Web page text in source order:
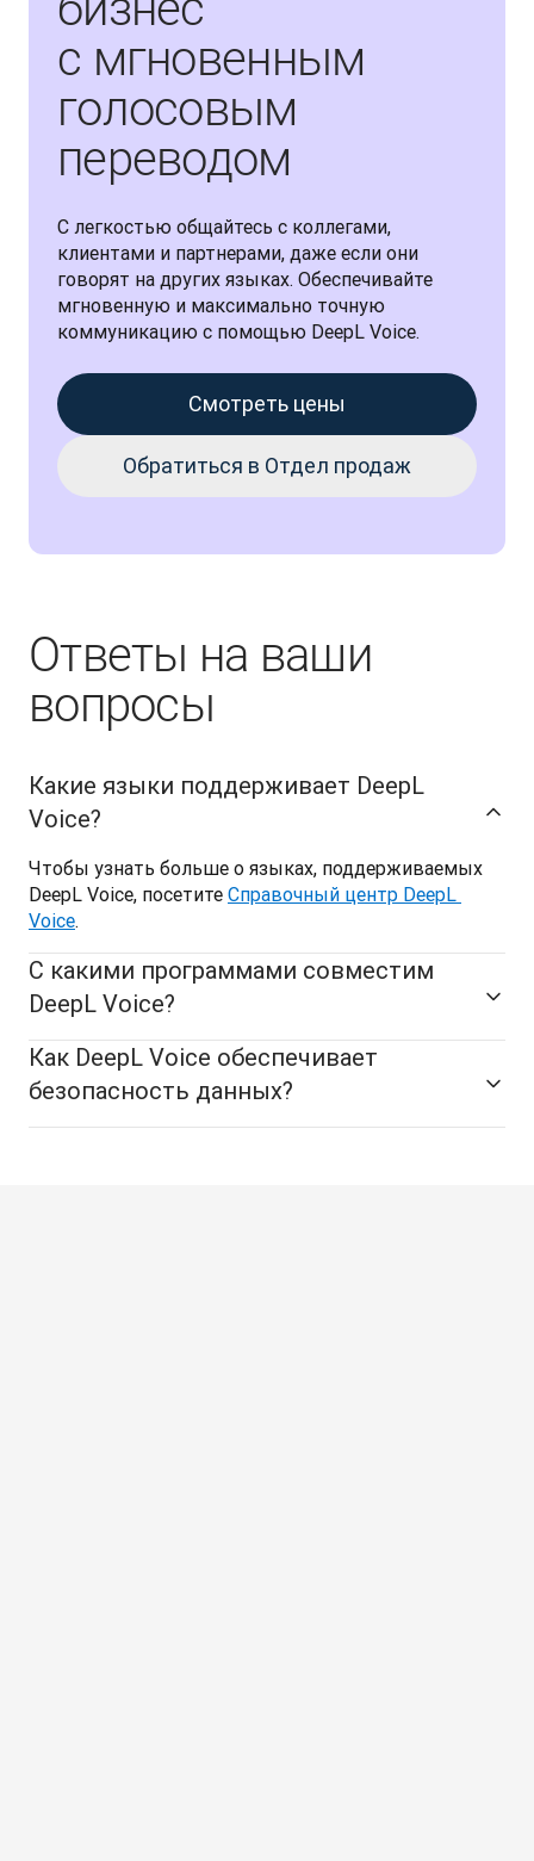
с мгновенным
голосовым
переводом
С легкостью общайтесь с коллегами,
клиентами и партнерами, даже если они
говорят на других языках. Обеспечивайте
мгновенную и максимально точную
коммуникацию с помощью DeepL Voice.
Смотреть цены
Обратиться в Отдел продаж
Ответы на ваши
вопросы
Какие языки поддерживает DeepL
Voice?
Чтобы узнать больше о языках, поддерживаемых
DeepL Voice, посетите Справочный центр DeepL
Voice.
С какими программами совместим
DeepL Voice?
Как DeepL Voice обеспечивает
безопасность данных?